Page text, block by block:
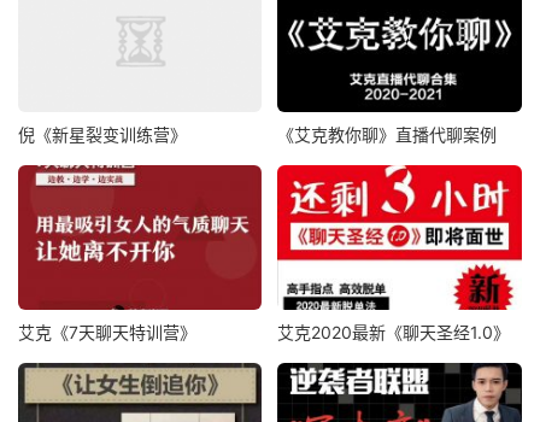
倪《新星裂变训练营》 《艾克教你聊》直播代聊案例
艾克《7天聊天特训营》 艾克2020最新《聊天圣经1.0》